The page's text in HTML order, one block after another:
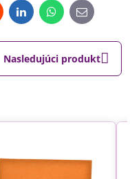
LinkedInWhatsApp
E-
mail
Nasledujúci produkt